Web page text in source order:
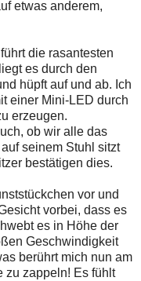
etwas anderem,
die rasantesten
es durch den
hüpft auf und ab. Ich
einer Mini-LED durch
erzeugen.
ob wir alle das
seinem Stuhl sitzt
bestätigen dies.
vor und
vorbei, dass es
es in Höhe der
Geschwindigkeit
berührt mich nun am
zu zappeln! Es fühlt